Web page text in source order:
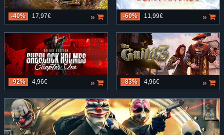
-40% 17,97€ » -60% 11,99€ »
-92% 4,96€ » -83% 4,96€ »